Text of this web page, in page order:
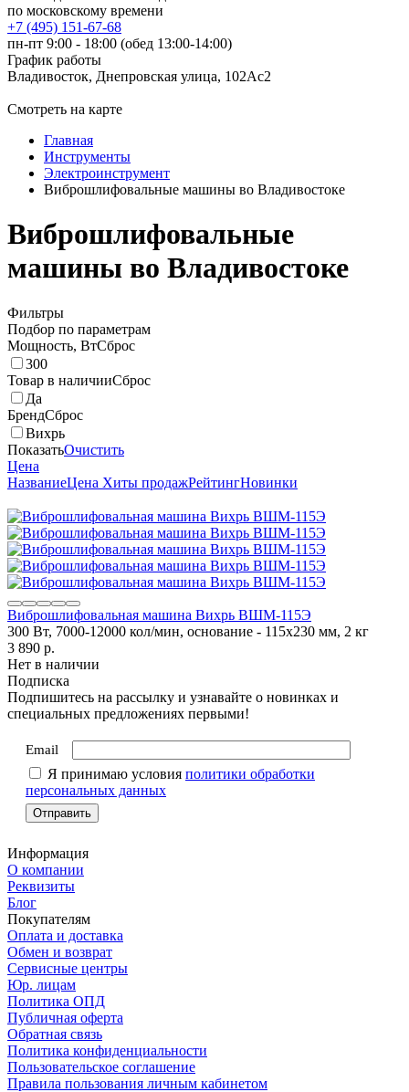
по московскому времени
+7 (495) 151-67-68
пн-пт 9:00 - 18:00 (обед 13:00-14:00)
График работы
Владивосток, Днепровская улица, 102Ас2
Смотреть на карте
Главная
Инструменты
Электроинструмент
Виброшлифовальные машины во Владивостоке
Виброшлифовальные
машины во Владивостоке
Фильтры
Подбор по параметрам
Мощность, ВтСброс
300
Товар в наличииСброс
Да
БрендСброс
Вихрь
ПоказатьОчистить
Цена
НазваниеЦена Хиты продажРейтингНовинки
Виброшлифовальная машина Вихрь ВШМ-115Э
300 Вт, 7000-12000 кол/мин, основание - 115х230 мм, 2 кг
3 890 p.
Нет в наличии
Подписка
Подпишитесь на рассылку и узнавайте о новинках и
специальных предложениях первыми!
Email
Я принимаю условия политики обработки
персональных данных
Информация
О компании
Реквизиты
Блог
Покупателям
Оплата и доставка
Обмен и возврат
Сервисные центры
Юр. лицам
Политика ОПД
Публичная оферта
Обратная связь
Политика конфиденциальности
Пользовательское соглашение
Правила пользования личным кабинетом